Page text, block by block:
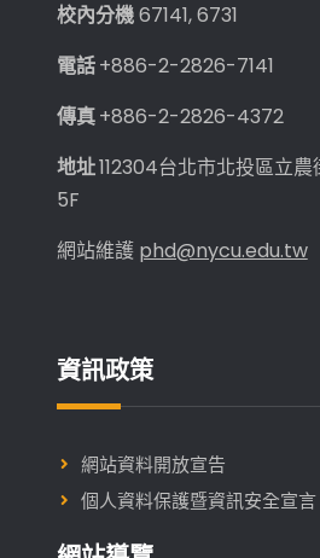
校內分機67141, 6731
電話+886-2-2826-7141
傳真+886-2-2826-4372
地址112304台北市北投區立
5F
網站維護 phd@nycu.edu.tw
資訊政策
網站資料開放宣告
個人資料保護暨資訊安全宣言